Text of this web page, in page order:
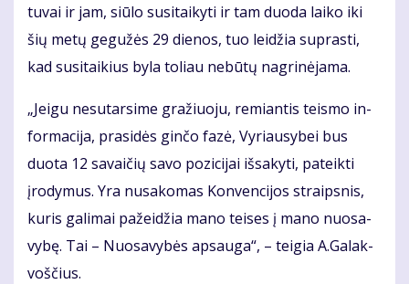
tu­vai ir jam, siū­lo su­si­tai­ky­ti ir tam duo­da lai­ko iki
šių me­tų ge­gu­žės 29 die­nos, tuo lei­džia su­pras­ti,
kad su­si­tai­kius by­la to­liau ne­bū­tų nag­ri­nė­ja­ma.
„Jei­gu ne­su­tar­si­me gra­žiuo­ju, re­mian­tis teis­mo in­
for­ma­ci­ja, pra­si­dės gin­čo fa­zė, Vy­riau­sy­bei bus
duo­ta 12 sa­vai­čių sa­vo po­zi­ci­jai iš­sa­ky­ti, pa­teik­ti
įro­dy­mus. Yra nu­sa­ko­mas Kon­ven­ci­jos straips­nis,
ku­ris ga­li­mai pa­žei­džia ma­no tei­ses į ma­no nuo­sa­
vy­bę. Tai – Nuo­sa­vy­bės ap­sau­ga“, – tei­gia A.Ga­lak­
voš­čius.